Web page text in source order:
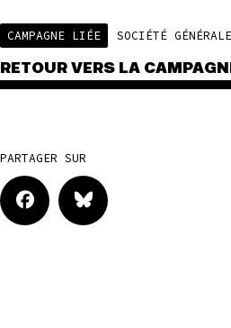
CAMPAGNE LIÉE
RETOUR VERS LA
PARTAGER SUR